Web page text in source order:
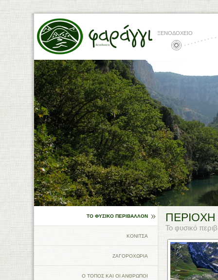
ΞΕΝΟΔΟΧΕΙΟ
ΤΟ ΦΥΣΙΚΟ ΠΕΡΙΒΑΛΛΟΝ
ΚΟΝΙΤΣΑ
ΖΑΓΟΡΟΧΩΡΙΑ
Ο ΤΟΠΟΣ ΚΑΙ ΟΙ ΑΝΘΡΩΠΟΙ
ΠΕΡΙΟΧΗ
Το φυσικό